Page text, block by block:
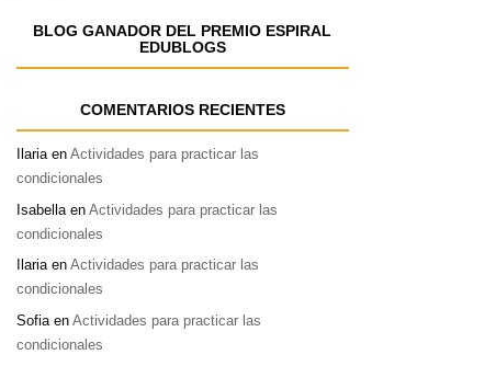
BLOG GANADOR DEL PREMIO ESPIRAL
EDUBLOGS
COMENTARIOS RECIENTES
IlariaenActividades para practicar las
condicionales
Isabella enActividades para practicar las
condicionales
IlariaenActividades para practicar las
condicionales
Sofia enActividades para practicar las
condicionales